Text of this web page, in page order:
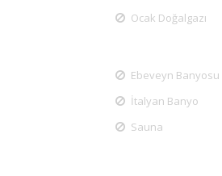
Ocak Doğalgazı
Ebeveyn Banyosu
İtalyan Banyo
Sauna